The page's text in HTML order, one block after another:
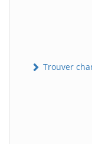
Trouver